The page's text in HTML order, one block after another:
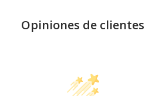
Opiniones de clientes